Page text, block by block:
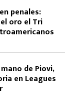
penales:
oro el Tri
de Piovi,
en Leagues